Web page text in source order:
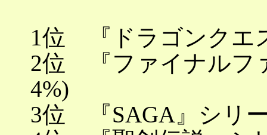
1位 『ドラゴンクエ
2位 『ファイナルフ
4%)
3位 『SAGA』シリ